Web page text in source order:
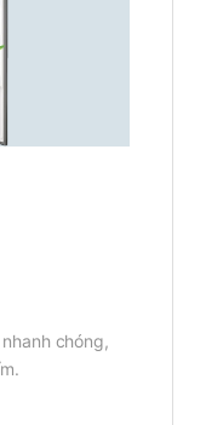
chóng,